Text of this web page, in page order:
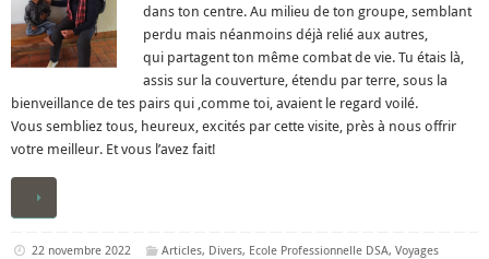
dans ton centre. Au milieu de ton groupe, semblant
perdu mais néanmoins déjà relié aux autres,
qui partagent ton même combat de vie. Tu étais là,
assis sur la couverture, étendu par terre, sous la
bienveillance de tes pairs qui ,comme toi, avaient le regard voilé.
Vous sembliez tous, heureux, excités par cette visite, près à nous offrir
votre meilleur. Et vous l’avez fait!
22 novembre 2022 Articles, Divers, Ecole Professionnelle DSA, Voyages